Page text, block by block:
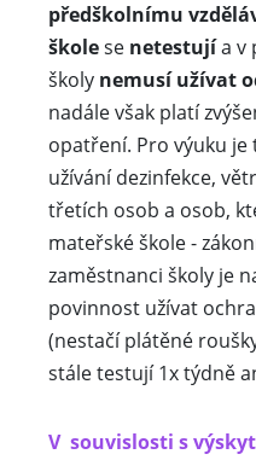
předškolnímu
školese netestujía v
školy nemusí užívat
nadále však platí
opatření. Pro výuku
užívání dezinfekce,
třetích osob a osob,
mateřské škole -
zaměstnanci školy je
povinnost užívat
(nestačí plátěné
stále testují 1x týdně
V souvislosti s